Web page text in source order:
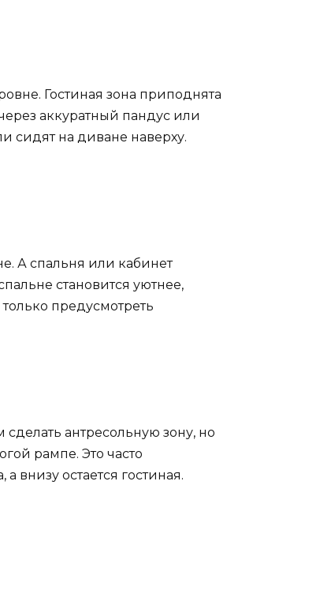
Гостиная зона приподнята
аккуратный пандус или
сидят на диване наверху.
А спальня или кабинет
становится уютнее,
предусмотреть
антресольную зону, но
рампе. Это часто
внизу остается гостиная.